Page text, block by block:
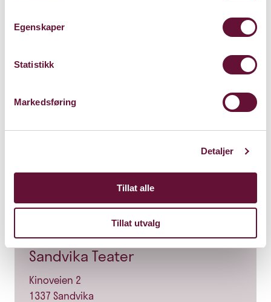
Egenskaper
Statistikk
Markedsføring
Detaljer
Tillat alle
Tillat utvalg
Sandvika Teater
Kinoveien 2
1337 Sandvika